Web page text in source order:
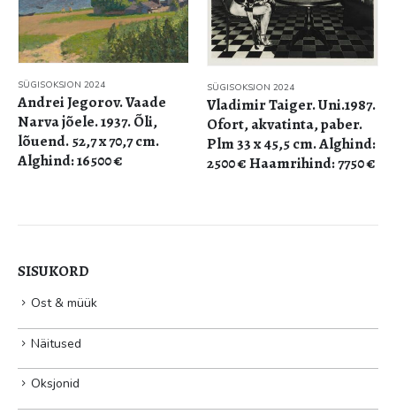
SÜGISOKSJON 2024
Andrei Jegorov. Vaade
Narva jõele. 1937. Õli,
lõuend. 52,7 x 70,7 cm.
Alghind: 16500 €
SÜGISOKSJON 2024
Vladimir Taiger. Uni.1987.
Ofort, akvatinta, paber.
Plm 33 x 45,5 cm. Alghind:
2500 € Haamrihind: 7750 €
SISUKORD
Ost & müük
Näitused
Oksjonid